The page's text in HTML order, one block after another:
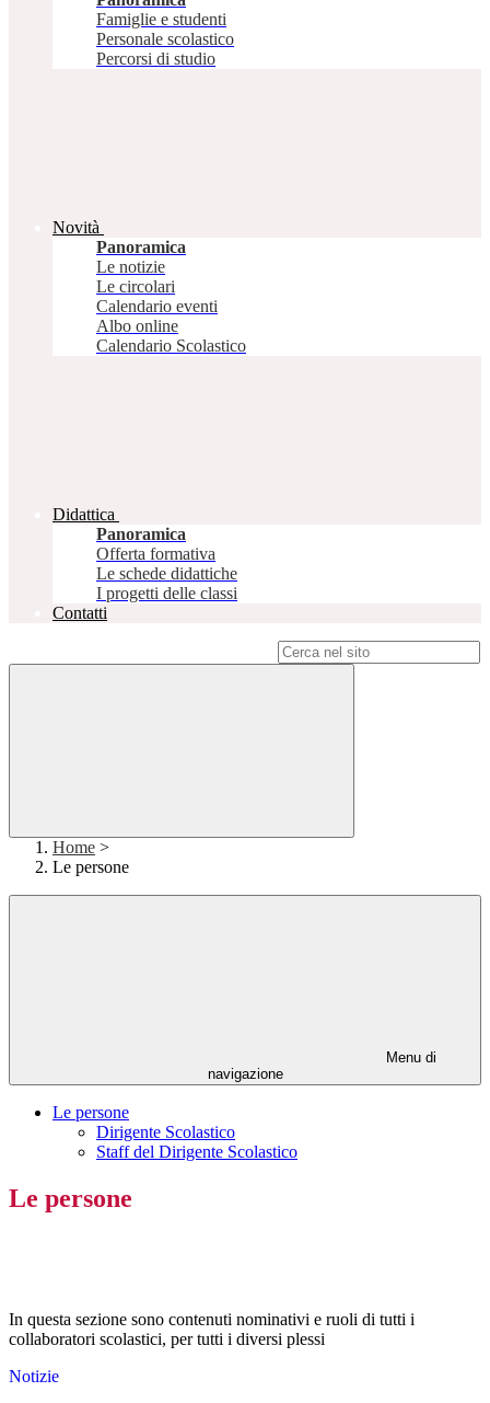
Famiglie e studenti
Personale scolastico
Percorsi di studio
Novità
Panoramica
Le notizie
Le circolari
Calendario eventi
Albo online
Calendario Scolastico
Didattica
Panoramica
Offerta formativa
Le schede didattiche
I progetti delle classi
Contatti
Home >
Le persone
Menu di
navigazione
Le persone
Dirigente Scolastico
Staff del Dirigente Scolastico
Le persone
In questa sezione sono contenuti nominativi e ruoli di tutti i
collaboratori scolastici, per tutti i diversi plessi
Notizie